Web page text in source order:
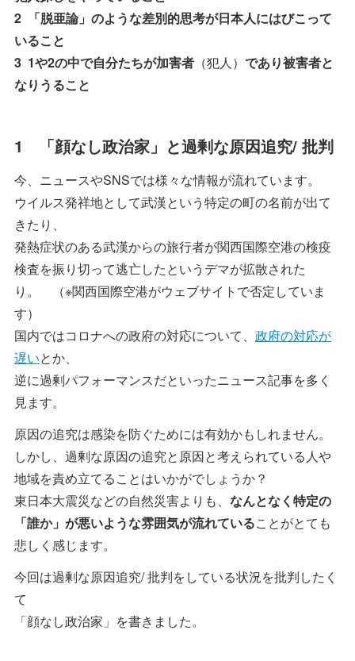
2 「脱亜論」のような差別的思考が日本人にはびこって
いること
3 1や2の中で自分たちが加害者 （犯人） であり被害者と
なりうること
1 「顔なし政治家」と過剰な原因追究/ 批判
今、ニュースやSNSでは様々な情報が流れています。
ウイルス発祥地として武漢という特定の町の名前が出て
きたり、
発熱症状のある武漢からの旅行者が関西国際空港の検疫
検査を振り切って逃亡したというデマが拡散された
り。 （※関西国際空港がウェブサイトで否定していま
す）
国内ではコロナへの政府の対応について、 政府の対応が
遅いとか、
逆に過剰パフォーマンスだといったニュース記事を多く
見ます。
原因の追究は感染を防ぐためには有効かもしれません。
しかし、過剰な原因の追究と原因と考えられている人や
地域を責め立てることはいかがでしょうか？
東日本大震災などの自然災害よりも、 なんとなく特定の
「誰か」が悪いような雰囲気が流れていることがとても
悲しく感じます。
今回は過剰な原因追究/ 批判をしている状況を批判したく
て
「顔なし政治家」を書きました。